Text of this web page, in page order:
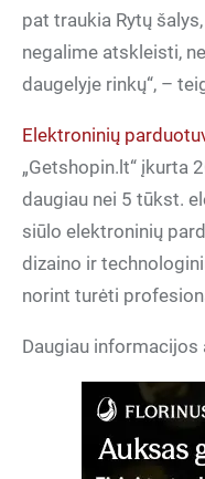
pat traukia Rytų
negalime atskleisti,
daugelyje rinkų“, –
Elektroninių
„Getshopin.lt“ įkurta
daugiau nei 5 tūkst.
siūlo elektroninių
dizaino ir
norint turėti
Daugiau